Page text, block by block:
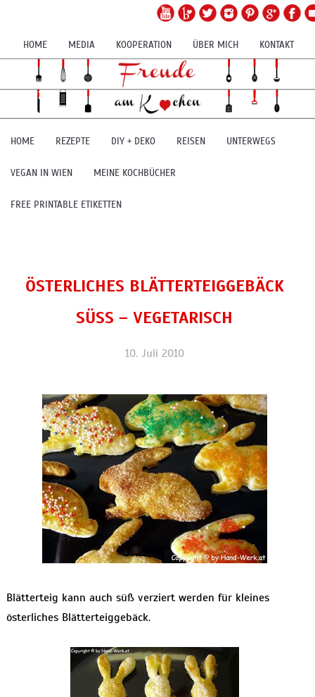
HOME MEDIA KOOPERATION ÜBER MICH KONTAKT
HOME REZEPTE DIY + DEKO REISEN UNTERWEGS
VEGAN IN WIEN MEINE KOCHBÜCHER
FREE PRINTABLE ETIKETTEN
ÖSTERLICHES BLÄTTERTEIGGEBÄCK
SÜSS – VEGETARISCH
10. Juli 2010
Blätterteig kann auch süß verziert werden für kleines
österliches Blätterteiggebäck.